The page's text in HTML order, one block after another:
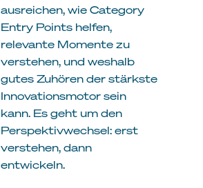
ausreichen, wie Category
Entry Points helfen,
relevante Momente zu
verstehen, und weshalb
gutes Zuhören der stärkste
Innovationsmotor sein
kann. Es geht um den
Perspektivwechsel: erst
verstehen, dann
entwickeln.